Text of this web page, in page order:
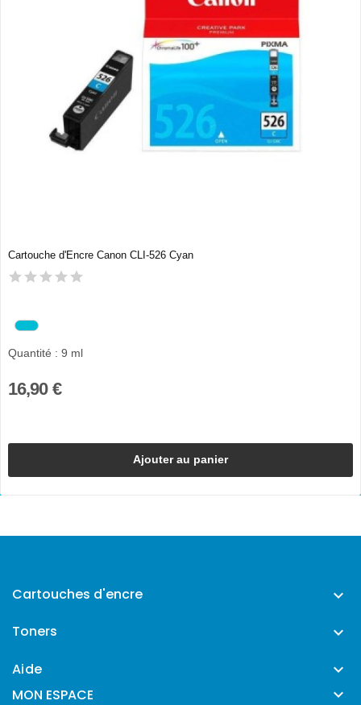
Cartouche d'Encre Canon CLI-526 Cyan
Quantité : 9 ml
16,90 €
Ajouter au panier
Cartouches d'encre 
Toners 
Aide 
MON ESPACE 